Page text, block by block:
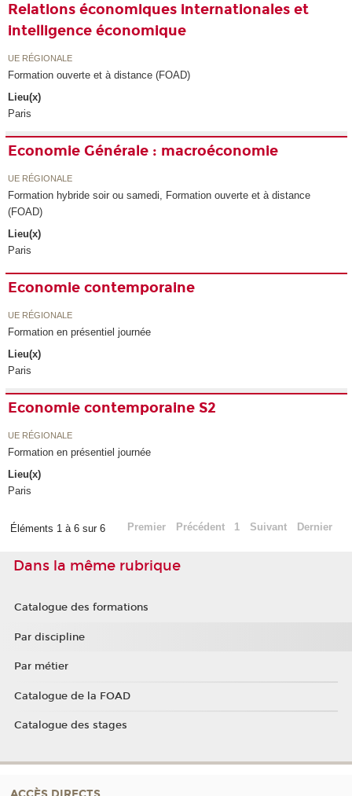
Relations économiques internationales et
intelligence économique
UE RÉGIONALE
Formation ouverte et à distance (FOAD)
Lieu(x)
Paris
Economie Générale : macroéconomie
UE RÉGIONALE
Formation hybride soir ou samedi, Formation ouverte et à distance
(FOAD)
Lieu(x)
Paris
Economie contemporaine
UE RÉGIONALE
Formation en présentiel journée
Lieu(x)
Paris
Economie contemporaine S2
UE RÉGIONALE
Formation en présentiel journée
Lieu(x)
Paris
Éléments 1 à 6 sur 6 Premier Précédent 1 Suivant Dernier
Dans la même rubrique
Catalogue des formations
Par discipline
Par métier
Catalogue de la FOAD
Catalogue des stages